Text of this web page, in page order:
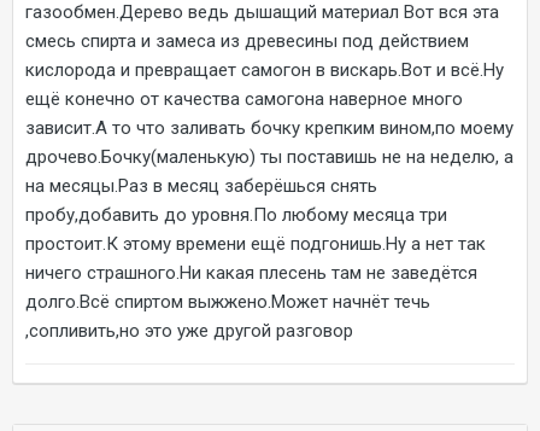
газообмен.Дерево ведь дышащий материал Вот вся эта
смесь спирта и замеса из древесины под действием
кислорода и превращает самогон в вискарь.Вот и всё.Ну
ещё конечно от качества самогона наверное много
зависит.А то что заливать бочку крепким вином,по моему
дрочево.Бочку(маленькую) ты поставишь не на неделю, а
на месяцы.Раз в месяц заберёшься снять
пробу,добавить до уровня.По любому месяца три
простоит.К этому времени ещё подгонишь.Ну а нет так
ничего страшного.Ни какая плесень там не заведётся
долго.Всё спиртом выжжено.Может начнёт течь
,сопливить,но это уже другой разговор